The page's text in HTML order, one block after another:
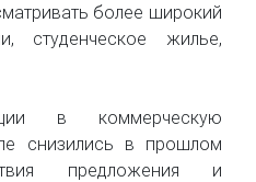
более широкий
студенческое жилье,
в коммерческую
снизились в прошлом
предложения и